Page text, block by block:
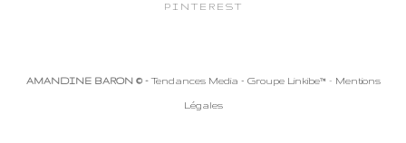
PINTEREST
AMANDINE BARON © -Tendances Media - Groupe Linkibe™ - Mentions
Légales